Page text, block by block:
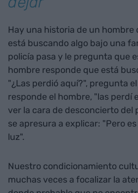
Hay una historia de un hombre
está buscando algo bajo una
policía pasa y le pregunta que
hombre responde que está
"¿Las perdió aquí?", pregunta
responde el hombre, "las perdí
ver la cara de desconcierto del
se apresura a explicar: "Pero
luz".
Nuestro condicionamiento
muchas veces a focalizar la